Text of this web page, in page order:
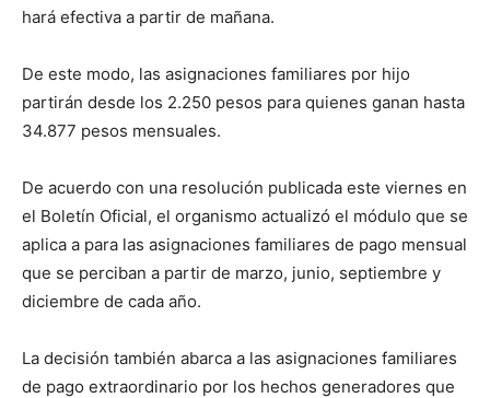
hará efectiva a partir de mañana.
De este modo, las asignaciones familiares por hijo
partirán desde los 2.250 pesos para quienes ganan hasta
34.877 pesos mensuales.
De acuerdo con una resolución publicada este viernes en
el Boletín Oficial, el organismo actualizó el módulo que se
aplica a para las asignaciones familiares de pago mensual
que se perciban a partir de marzo, junio, septiembre y
diciembre de cada año.
La decisión también abarca a las asignaciones familiares
de pago extraordinario por los hechos generadores que